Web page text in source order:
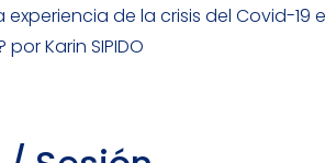
experiencia de la crisis del Covid-19
Karin SIPIDO